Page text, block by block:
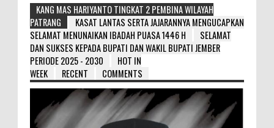
KANG MAS HARIYANTO TINGKAT 2 PEMBINA WILAYAH
PATRANG
KASAT LANTAS SERTA JAJARANNYA MENGUCAPKAN
SELAMAT MENUNAIKAN IBADAH PUASA 1446 H
SELAMAT
DAN SUKSES KEPADA BUPATI DAN WAKIL BUPATI JEMBER
PERIODE 2025 - 2030
HOT IN
WEEK
RECENT COMMENTS